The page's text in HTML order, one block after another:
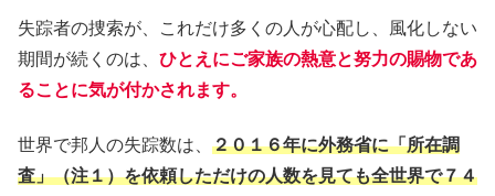
失踪者の捜索が、これだけ多くの人が心配し、風化しない
期間が続くのは、 ひとえにご家族の熱意と努力の賜物であ
ることに気が付かされます。
世界で邦人の失踪数は、 ２０１６年に外務省に「所在調
査」（注１）を依頼しただけの人数を見ても全世界で７４